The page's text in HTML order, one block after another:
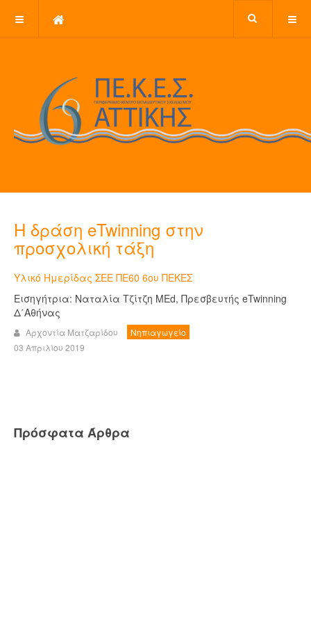
Η δράση eTwinning στην
προσχολική τάξη
Υλικό Ημερίδας ΣΕΕ ΠΕ60 6ου ΠΕΚΕΣ
Εισηγήτρια: Ναταλία Τζίτζη MEd, Πρεσβευτής eTwinning
Δ΄Αθήνας
Αρχοντία Ματζαρίδου
Νηπιαγωγείο
03 Απριλίου 2019
Πρόσφατα Άρθρα